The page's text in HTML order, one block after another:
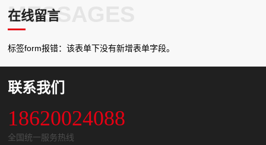
MESSAGES
在线留言
标签form报错：该表单下没有新增表单字段。
联系我们
18620024088
全国统一服务热线